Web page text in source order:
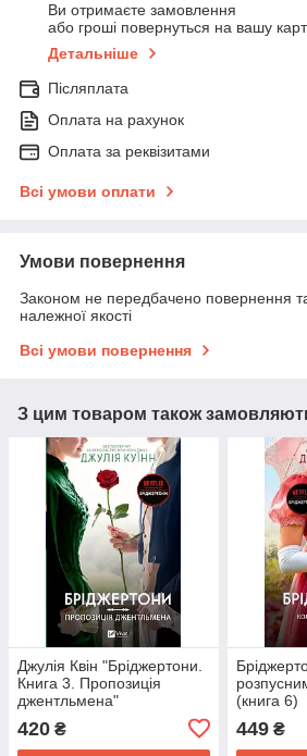
Ви отримаєте замовлення
або гроші повернуться на вашу
Детальніше
Післяплата
Оплата на рахунок
Оплата за реквізитами
Всі умови оплати
Умови повернення
Законом не передбачено повернення
належної якості
Всі умови повернення
З цим товаром також
Джулія Квін "Бріджертони.
Книга 3. Пропозиція
джентльмена"
420 ₴
(книга 6)
449₴